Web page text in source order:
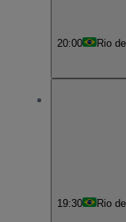
20:00 Rio
19:30 Rio